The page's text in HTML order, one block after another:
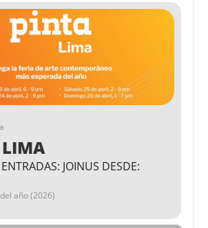
JOINUS DESDE:
año (2026)